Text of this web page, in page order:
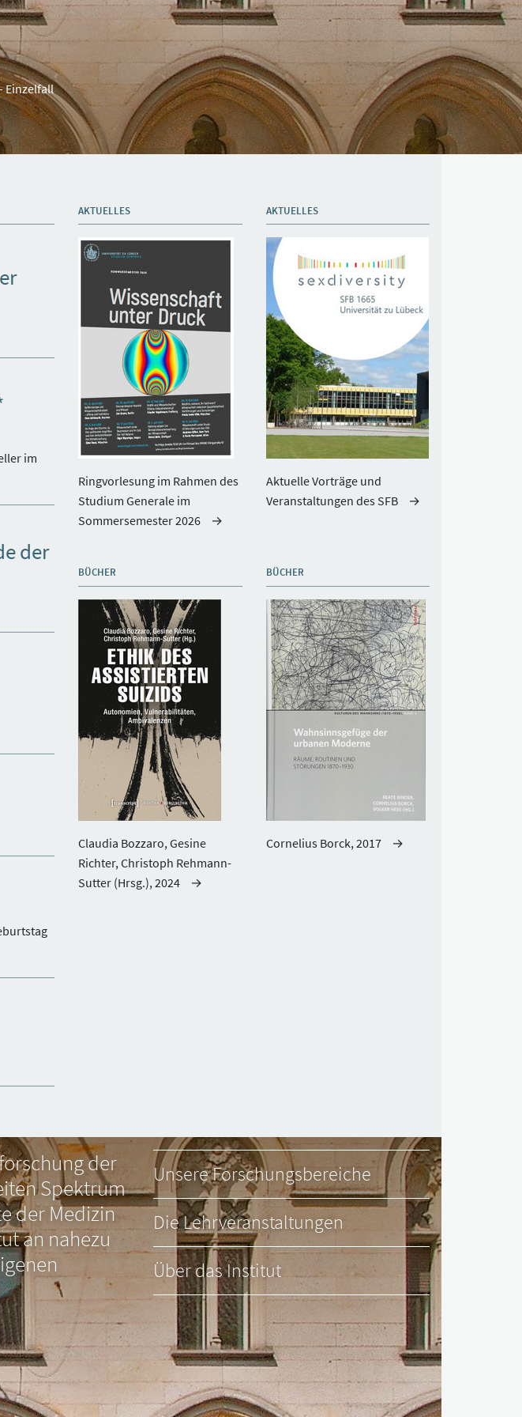
Einzelfall
im
der
AKTUELLES
Ringvorlesung im Rahmen des
Studium Generale im
Sommersemester 2026
AKTUELLES
Aktuelle Vorträge und
Veranstaltungen des SFB
BÜCHER
Claudia Bozzaro, Gesine
Richter, Christoph Rehmann-
Sutter (Hrsg.), 2024
BÜCHER
Cornelius Borck, 2017
der
Spektrum
der Medizin
an nahezu
Unsere Forschungsbereiche
Die Lehrveranstaltungen
Über das Institut